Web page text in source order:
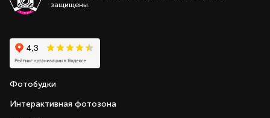
защищены.
Фотобудки
Интерактивная фотозона